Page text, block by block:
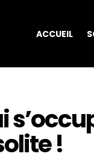
ACCUEIL
!